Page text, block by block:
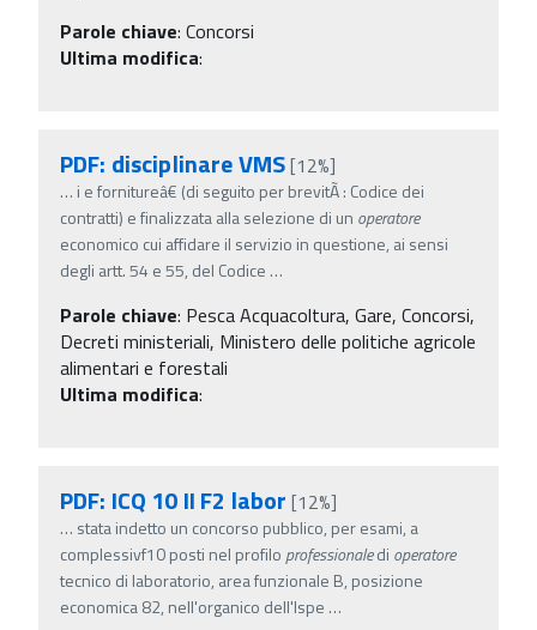
Parole chiave: Concorsi
Ultima modifica:
PDF: disciplinare VMS[12%]
… i e fornitureâ€ (di seguito per brevitÃ : Codice dei
contratti) e finalizzata alla selezione di un operatore
economico cui affidare il servizio in questione, ai sensi
degli artt. 54 e 55, del Codice …
Parole chiave: Pesca Acquacoltura, Gare, Concorsi,
Decreti ministeriali, Ministero delle politiche agricole
alimentari e forestali
Ultima modifica:
PDF: ICQ 10 II F2 labor [12%]
… stata indetto un concorso pubblico, per esami, a
complessivf10 posti nel profilo professionaledi operatore
tecnico di laboratorio, area funzionale B, posizione
economica 82, nell'organico dell'Ispe …